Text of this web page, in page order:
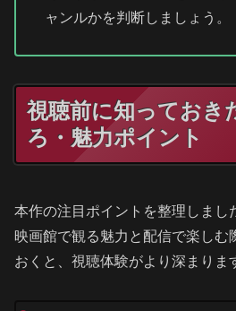
ャンルかを判断しましょう。
視聴前に知っておき
ろ・魅力ポイント
本作の注目ポイントを整理しまし
映画館で観る魅力と配信で楽しむ
おくと、視聴体験がより深まりま